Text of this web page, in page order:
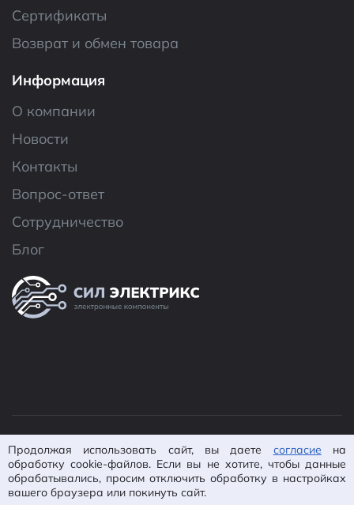
Сертификаты
Возврат и обмен товара
Информация
О компании
Новости
Контакты
Вопрос-ответ
Сотрудничество
Блог
Политика конфиденциальности
Согласие на
обработку ПД
Пользовательское
соглашение
Карта сайта
Продолжая использовать сайт, вы даете согласие на
обработку cookie-файлов. Если вы не хотите, чтобы данные
обрабатывались, просим отключить обработку в настройках
вашего браузера или покинуть сайт.